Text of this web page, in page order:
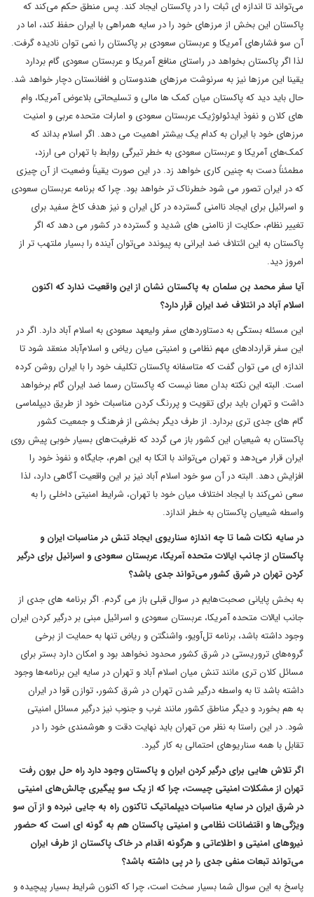
می‌تواند تا اندازه ای ثبات را در پاکستان ایجاد کند. پس منطق حکم می‌کند که
پاکستان این بخش از مرزهای خود را در سایه همراهی با ایران حفظ کند، اما در
آن سو فشارهای آمریکا و عربستان سعودی بر پاکستان را نمی توان نادیده گرفت.
لذا اگر پاکستان بخواهد در راستای منافع آمریکا و عربستان سعودی گام بردارد
یقینا این مرزها نیز به سرنوشت مرزهای هندوستان و افغانستان دچار خواهد شد.
حال باید دید که پاکستان میان کمک ها مالی و تسلیحاتی بلاعوض آمریکا، وام
های کلان و نفوذ ایدئولوژیک عربستان سعودی و امارات متحده عربی و امنیت
مرزهای خود با ایران به کدام یک بیشتر اهمیت می دهد. اگر اسلام بداند که
کمک‌های آمریکا و عربستان سعودی به خطر تیرگی روابط با تهران می ارزد،
مطمئناً دست به چنین کاری خواهد زد. در این صورت یقیناً وضعیت از آن چیزی
که در ایران تصور می شود خطرناک تر خواهد بود. چرا که برنامه عربستان سعودی
و اسرائیل برای ایجاد ناامنی گسترده در کل ایران و نیز هدف کاخ سفید برای
تغییر نظام، حکایت از ناامنی های شدید و گسترده در کشور می دهد که اگر
پاکستان به این ائتلاف ضد ایرانی به پیوندد می‌توان آینده را بسیار ملتهب تر از
امروز دید.
آیا سفر محمد بن سلمان به پاکستان نشان از این واقعیت ندارد که اکنون
اسلام آباد در ائتلاف ضد ایران قرار دارد؟
این مسئله بستگی به دستاوردهای سفر ولیعهد سعودی به اسلام آباد دارد. اگر در
این سفر قراردادهای مهم نظامی و امنیتی میان ریاض و اسلام‌آباد منعقد شود تا
اندازه ای می توان گفت که متاسفانه پاکستان تکلیف خود را با ایران روشن کرده
است. البته این نکته بدان معنا نیست که پاکستان رسما ضد ایران گام برخواهد
داشت و تهران باید برای تقویت و پررنگ کردن مناسبات خود از طریق دیپلماسی
گام های جدی تری بردارد. از طرف دیگر بخشی از فرهنگ و جمعیت کشور
پاکستان به شیعیان این کشور باز می گردد که ظرفیت‌های بسیار خوبی پیش روی
ایران قرار می‌دهد و تهران می‌تواند با اتکا به این اهرم، جایگاه و نفوذ خود را
افزایش دهد. البته در آن سو خود اسلام آباد نیز بر این واقعیت آگاهی دارد، لذا
سعی نمی‌کند با ایجاد اختلاف میان خود با تهران، شرایط امنیتی داخلی را به
واسطه شیعیان پاکستان به خطر اندازد.
در سایه نکات شما تا چه اندازه سناریوی ایجاد تنش در مناسبات ایران و
پاکستان از جانب ایالات متحده آمریکا، عربستان سعودی و اسرائیل برای درگیر
کردن تهران در شرق کشور می‌تواند جدی باشد؟
به بخش پایانی صحبت‌هایم در سوال قبلی باز می گردم. اگر برنامه های جدی از
جانب ایالات متحده آمریکا، عربستان سعودی و اسرائیل مبنی بر درگیر کردن ایران
وجود داشته باشد، برنامه تل‌آویو، واشنگتن و ریاض تنها به حمایت از برخی
گروه‌های تروریستی در شرق کشور محدود نخواهد بود و امکان دارد بستر برای
مسائل کلان تری مانند تنش میان اسلام آباد و تهران در سایه این برنامه‌ها وجود
داشته باشد تا به واسطه درگیر شدن تهران در شرق کشور، توازن قوا در ایران
به هم بخورد و دیگر مناطق کشور مانند غرب و جنوب نیز درگیر مسائل امنیتی
شود. در این راستا به نظر من تهران باید نهایت دقت و هوشمندی خود را در
تقابل با همه سناریوهای احتمالی به کار گیرد.
اگر تلاش هایی برای درگیر کردن ایران و پاکستان وجود دارد راه حل برون رفت
تهران از مشکلات امنیتی چیست، چرا که از یک سو پیگیری چالش‌های امنیتی
در شرق ایران در سایه مناسبات دیپلماتیک تاکنون راه به جایی نبرده و از آن سو
ویژگی‌ها و اقتضائات نظامی و امنیتی پاکستان هم به گونه ای است که حضور
نیروهای امنیتی و اطلاعاتی و هرگونه اقدام در خاک پاکستان از طرف ایران
می‌تواند تبعات منفی جدی را در پی داشته باشد؟
پاسخ به این سوال شما بسیار سخت است، چرا که اکنون شرایط بسیار پیچیده و